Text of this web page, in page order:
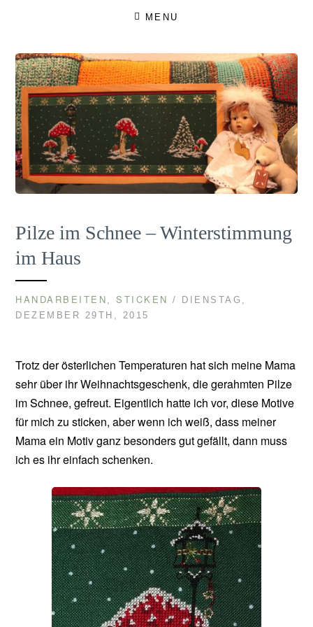
MENU
Pilze im Schnee – Winterstimmung
im Haus
HANDARBEITEN ,STICKEN / DIENSTAG,
DEZEMBER 29TH, 2015
Trotz der österlichen Temperaturen hat sich meine Mama
sehr über ihr Weihnachtsgeschenk, die gerahmten Pilze
im Schnee, gefreut. Eigentlich hatte ich vor, diese Motive
für mich zu sticken, aber wenn ich weiß, dass meiner
Mama ein Motiv ganz besonders gut gefällt, dann muss
ich es ihr einfach schenken.